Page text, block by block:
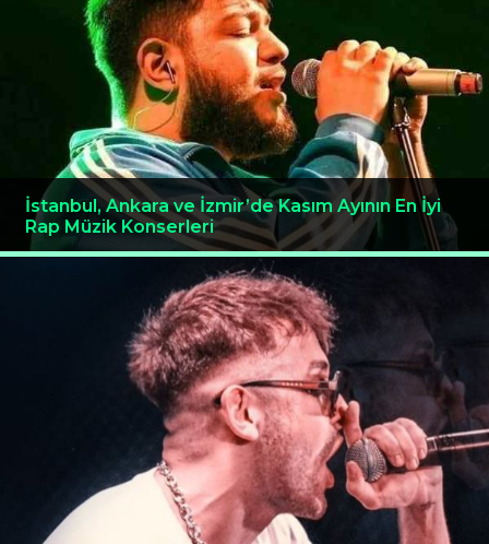
İstanbul, Ankara ve İzmir’de Kasım Ayının En İyi
Rap Müzik Konserleri